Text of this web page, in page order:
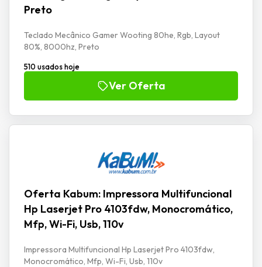
Preto
Teclado Mecânico Gamer Wooting 80he, Rgb, Layout
80%, 8000hz, Preto
510 usados hoje
Ver Oferta
Oferta Kabum: Impressora Multifuncional
Hp Laserjet Pro 4103fdw, Monocromático,
Mfp, Wi-Fi, Usb, 110v
Impressora Multifuncional Hp Laserjet Pro 4103fdw,
Monocromático, Mfp, Wi-Fi, Usb, 110v